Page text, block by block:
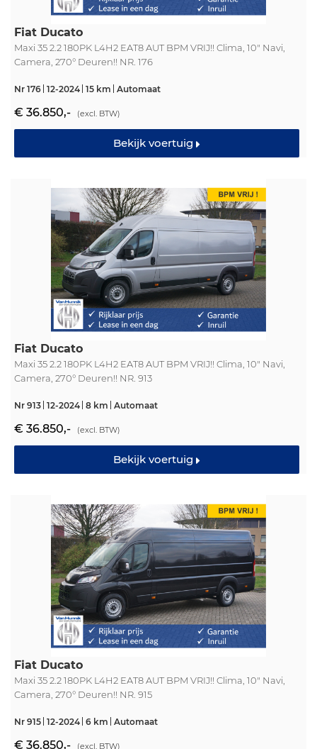
Fiat Ducato
Maxi 35 2.2 180PK L4H2 EAT8 AUT BPM VRIJ!! Clima, 10" Navi,
Camera, 270° Deuren!! NR. 176
Nr 176 12-2024 15 km Automaat
€ 36.850,- (excl. BTW)
Bekijk voertuig
Fiat Ducato
Maxi 35 2.2 180PK L4H2 EAT8 AUT BPM VRIJ!! Clima, 10" Navi,
Camera, 270° Deuren!! NR. 913
Nr 913 12-2024 8 km Automaat
€ 36.850,- (excl. BTW)
Bekijk voertuig
Fiat Ducato
Maxi 35 2.2 180PK L4H2 EAT8 AUT BPM VRIJ!! Clima, 10" Navi,
Camera, 270° Deuren!! NR. 915
Nr 915 12-2024 6 km Automaat
€ 36.850,- (excl. BTW)